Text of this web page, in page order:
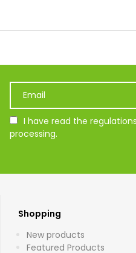
I have read the
processing.
Shopping
New products
Featured Products